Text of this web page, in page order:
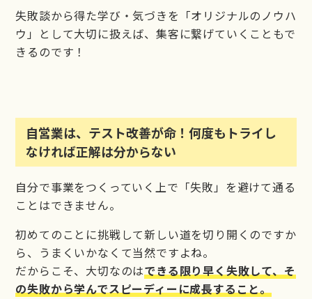
失敗談から得た学び・気づきを「オリジナルのノウハ
ウ」として大切に扱えば、集客に繋げていくこともで
きるのです！
自営業は、テスト改善が命！何度もトライし
なければ正解は分からない
自分で事業をつくっていく上で「失敗」を避けて通る
ことはできません。
初めてのことに挑戦して新しい道を切り開くのですか
ら、うまくいかなくて当然ですよね。
だからこそ、大切なのはできる限り早く失敗して、そ
の失敗から学んでスピーディーに成長すること。